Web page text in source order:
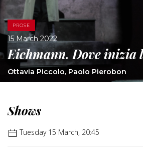
PROSE
15 March 2022
Eichmann. Dove inizia
Ottavia Piccolo, Paolo Pierobon
Shows
Tuesday 15 March, 20:45